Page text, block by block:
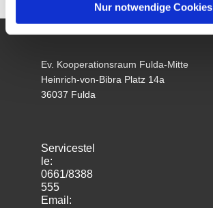
Nur notwendige Cookies
Ev. Kooperationsraum Fulda-Mitte
Heinrich-von-Bibra Platz 14a
36037 Fulda
Servicestel
le:
0661/8388
555
Email: